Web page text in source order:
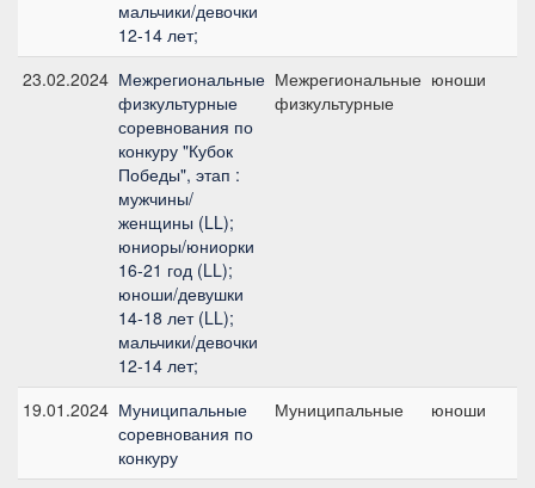
мальчики/девочки
12-14 лет;
23.02.2024 Межрегиональные
физкультурные
соревнования по
конкуру "Кубок
Победы", этап :
мужчины/
женщины (LL);
юниоры/юниорки
16-21 год (LL);
юноши/девушки
14-18 лет (LL);
мальчики/девочки
12-14 лет;
Межрегиональные
физкультурные
юноши
19.01.2024 Муниципальные
соревнования по
конкуру
Муниципальные юноши